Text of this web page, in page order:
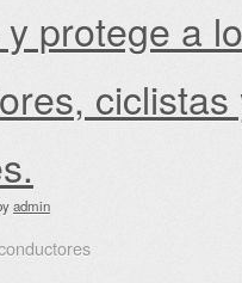
protege a
ciclistas
admin